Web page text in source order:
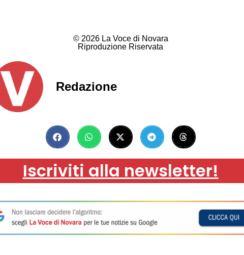
© 2026 La Voce di Novara
Riproduzione Riservata
Redazione
Iscriviti alla newsletter!